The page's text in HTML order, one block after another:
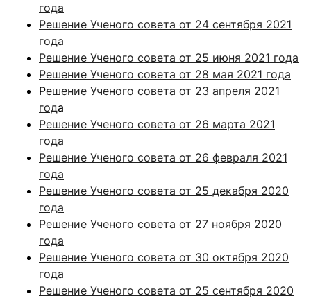
года
Решение Ученого совета от 24 сентября 2021
года
Решение Ученого совета от 25 июня 2021 года
Решение Ученого совета от 28 мая 2021 года
Решение Ученого совета от 23 апреля 2021
года
Решение Ученого совета от 26 марта 2021
года
Решение Ученого совета от 26 февраля 2021
года
Решение Ученого совета от 25 декабря 2020
года
Решение Ученого совета от 27 ноября 2020
года
Решение Ученого совета от 30 октября 2020
года
Решение Ученого совета от 25 сентября 2020